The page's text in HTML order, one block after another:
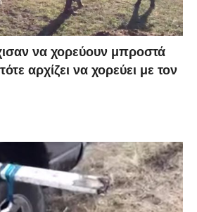
να χορεύουν μπροστά
αρχίζει να χορεύει με τον